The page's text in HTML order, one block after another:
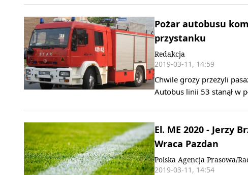
Pożar autobusu
przystanku
Redakcja
2019-03-11, 14:59
Chwile grozy przeżyli
Autobus linii 53 stanął w
El. ME 2020 - Jerzy
Wraca Pazdan
Polska Agencja Prasowa/
2019-03-11, 14:54